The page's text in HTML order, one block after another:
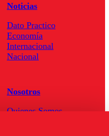
Noticias
Dato Practico
Economía
Internacional
Nacional
Nosotros
Quienes Somos